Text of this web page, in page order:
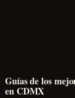
Guías de los
en CDMX